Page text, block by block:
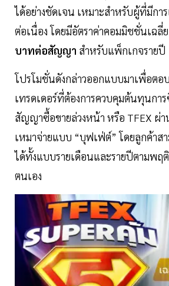
ได้อย่างชัดเจน เหมาะสำหรับผู้ที่มีการ
ต่อเนื่อง โดยมีอัตราค่าคอมมิชชั่นเฉลี่
บาทต่อสัญญา สำหรับแพ็กเกจรายปี
โปรโมชั่นดังกล่าวออกแบบมาเพื่อต
เทรดเดอร์ที่ต้องการควบคุมต้นทุนกา
สัญญาซื้อขายล่วงหน้า หรือ TFEX ผ่
เหมาจ่ายแบบ “บุฟเฟ่ต์” โดยลูกค้าส
ได้ทั้งแบบรายเดือนและรายปีตามพฤ
ตนเอง